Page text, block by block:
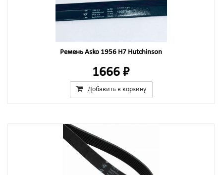
Ремень Asko 1956 H7 Hutchinson
1666 ₽
Добавить в корзину